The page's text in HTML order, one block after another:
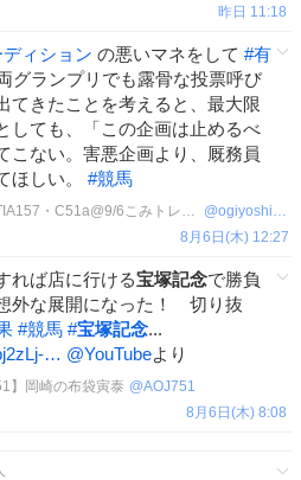
昨日 11:18
ィション の悪いマネをして #有
グランプリでも露骨な投票呼び
てきたことを考えると、最大限
しても、「この企画は止めるべ
こない。害悪企画より、厩務員
ほしい。 #競馬
藤原友紀@8/23COMITIA157・C51a@9/6こみトレ48@9/13文学フリマ大阪14 @ogiyoshisan_352
8月6日(木) 12:27
れば店に行ける宝塚記念で勝負
外な展開になった！ 切り抜
#競馬 #宝塚記念...
… @YouTubeより
】岡崎の布袋寅泰 @AOJ751
8月6日(木) 8:08